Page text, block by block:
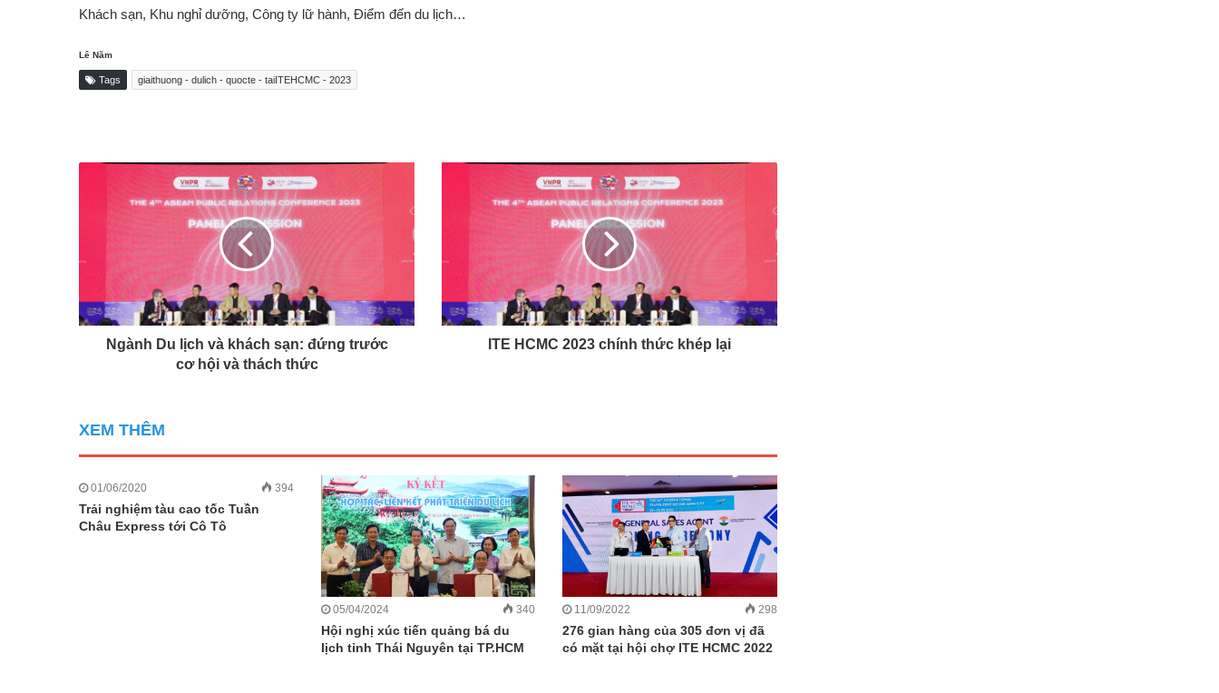
Khách sạn, Khu nghỉ dưỡng, Công ty lữ hành, Điểm đến du lịch…
Lê Năm
Tags giaithuong - dulich - quocte - taiITEHCMC - 2023
Ngành Du lịch và khách sạn: đứng trước
cơ hội và thách thức
ITE HCMC 2023 chính thức khép lại
XEM THÊM
01/06/2020 394
Trải nghiệm tàu cao tốc Tuần
Châu Express tới Cô Tô
05/04/2024 340
Hội nghị xúc tiến quảng bá du
lịch tỉnh Thái Nguyên tại TP.HCM
11/09/2022 298
276 gian hàng của 305 đơn vị đã
có mặt tại hội chợ ITE HCMC 2022